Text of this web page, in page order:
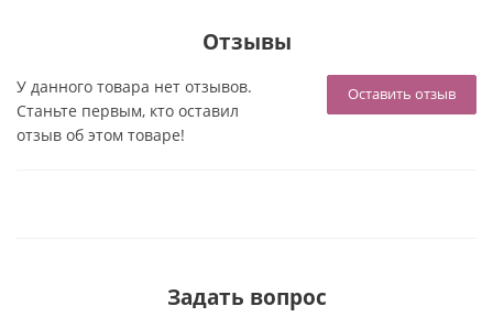
Отзывы
Оставить отзыв
У данного товара нет отзывов.
Станьте первым, кто оставил
отзыв об этом товаре!
Задать вопрос